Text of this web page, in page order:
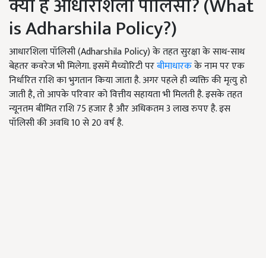
is Adharshila Policy?)
आधारशिला पॉलिसी (Adharshila Policy) के तहत सुरक्षा के साथ-साथ
बेहतर कवरेज भी मिलेगा. इसमें मैच्योरिटी परबीमाधारकके नाम पर एक
निर्धारित राशि का भुगतान किया जाता है. अगर पहले ही व्यक्ति की मृत्यु हो
जाती है, तो आपके परिवार को वित्तीय सहायता भी मिलती है. इसके तहत
न्यूनतम बीमित राशि 75 हजार है और अधिकतम 3 लाख रुपए है. इस
पॉलिसी की अवधि 10 से 20 वर्ष है.